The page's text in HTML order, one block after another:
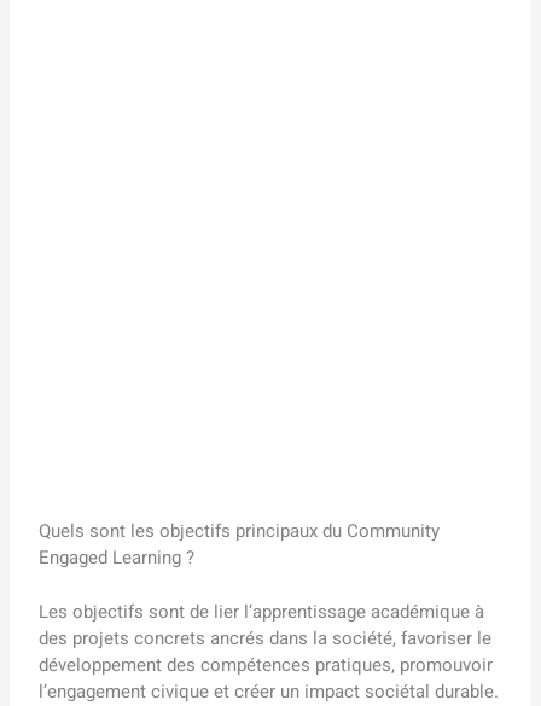
Quels sont les objectifs principaux du Community
Engaged Learning ?
Les objectifs sont de lier l’apprentissage académique à
des projets concrets ancrés dans la société, favoriser le
développement des compétences pratiques, promouvoir
l’engagement civique et créer un impact sociétal durable.